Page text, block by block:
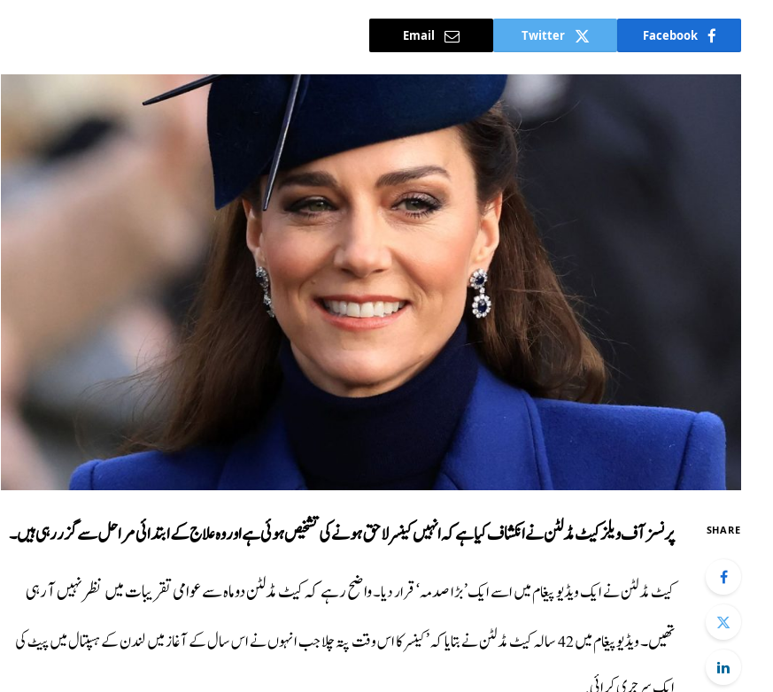
Facebook
Twitter
Email
SHARE پرنسز آف ویلز کیٹ مڈلٹن نے انکشاف کیا ہے کہ انہیں کینسر لاحق ہونے کی تشخیص ہوئی ہے اور وہ علاج کے ابتدائی مراحل سے گزر رہی ہیں۔
کیٹ مڈلٹن نے ایک ویڈیو پیغام میں اسے ایک’ بڑا صدمہ‘ قرار دیا۔واضح رہے کہ کیٹ مڈلٹن دو ماہ سے عوامی تقریبات میں نظر نہیں آ رہی
تھیں۔
ویڈیو پیغام میں 42 سالہ کیٹ مڈلٹن نے بتایا کہ ’کینسر کا اس وقت پتہ چلا جب انہوں نے اس سال کے آغاز میں لندن کے ہسپتال میں پیٹ کی